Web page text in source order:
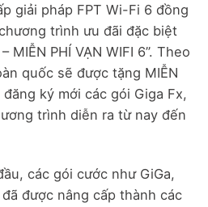
giải pháp FPT Wi-Fi 6 đồng
trình ưu đãi đặc biệt
MIỄN PHÍ VẠN WIFI 6”. Theo
quốc sẽ được tặng MIỄN
ký mới các gói Giga Fx,
trình diễn ra từ nay đến
các gói cước như GiGa,
được nâng cấp thành các